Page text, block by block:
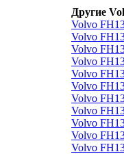
Другие
Volvo
Volvo
Volvo
Volvo
Volvo
Volvo
Volvo
Volvo
Volvo
Volvo
Volvo